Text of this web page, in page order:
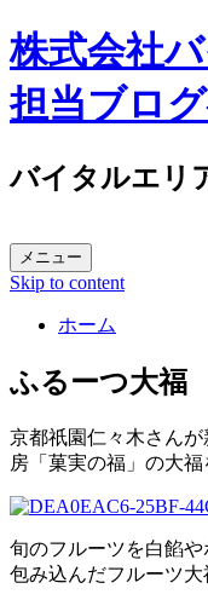
株式会社
担当ブロ
バイタルエリ
メニュー
Skip to content
ホーム
ふるーつ大福
京都祇園仁々木さん
房「菓実の福」の大福
旬のフルーツを白餡
包み込んだフルーツ大